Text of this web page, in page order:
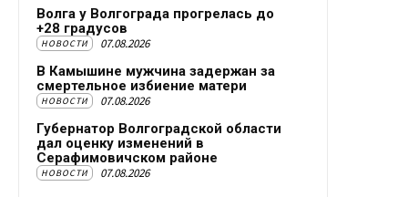
Волга у Волгограда прогрелась до
+28 градусов
НОВОСТИ 07.08.2026
В Камышине мужчина задержан за
смертельное избиение матери
НОВОСТИ 07.08.2026
Губернатор Волгоградской области
дал оценку изменений в
Серафимовичском районе
НОВОСТИ 07.08.2026